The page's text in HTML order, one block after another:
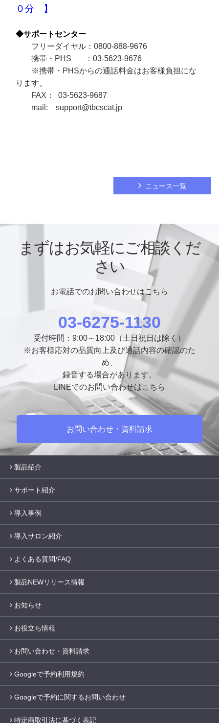
０分 】
◆サポートセンター
フリーダイヤル：0800-888-9676
携帯・PHS ：03-5623-9676
※携帯・PHSからの通話料金はお客様負担にな
ります。
FAX： 03-5623-9687
mail: support@tbcscat.jp
ニュース一覧
まずはお気軽にご相談くだ
さい
お電話でのお問い合わせはこちら
03-6275-1130
受付時間：9:00～18:00（土日祝日は除く）
※お客様応対の品質向上及び通話内容の確認のた
め、
録音する場合があります。
LINEでのお問い合わせはこちら
お問い合わせ・資料請求
製品紹介
サポート紹介
導入事例
導入サロン紹介
よくある質問/FAQ
製品NEWリリース情報
お知らせ
お役立ち情報
お問い合わせ・資料請求
Googleで予約利用規約
Googleで予約に関するお問い合わせ
特定商取引法に基づく表記